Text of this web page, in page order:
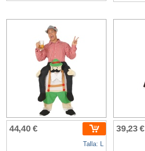
44,40 €
Talla: L
39,23 €